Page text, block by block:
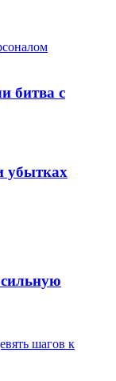
битва с
убытках